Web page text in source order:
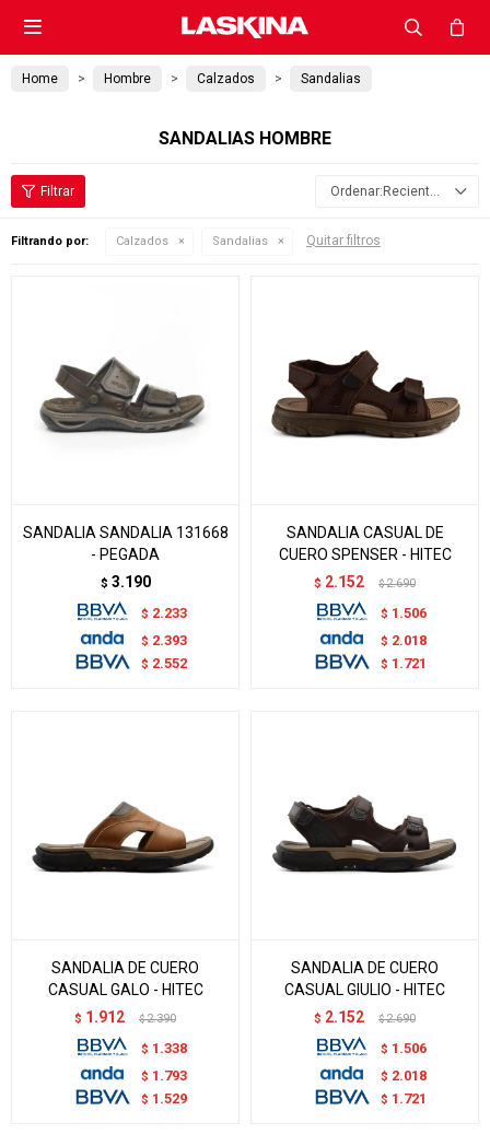

Home Hombre Calzados Sandalias
SANDALIAS HOMBRE
Recientes
Filtrando por: Calzados Sandalias Quitar filtros
SANDALIA SANDALIA 131668
- PEGADA
$ 3.190
$ 2.233
$ 2.393
$ 2.552
SANDALIA CASUAL DE
CUERO SPENSER - HITEC
$ 2.152 $ 2.690
$ 1.506
$ 2.018
$ 1.721
SANDALIA DE CUERO
CASUAL GALO - HITEC
$ 1.912 $ 2.390
$ 1.338
$ 1.793
$ 1.529
SANDALIA DE CUERO
CASUAL GIULIO - HITEC
$ 2.152 $ 2.690
$ 1.506
$ 2.018
$ 1.721